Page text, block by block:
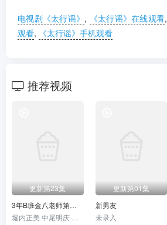
电视剧《太行谣》 , 《太行谣》在线观看,
观看, 《太行谣》手机观看
推荐视频
更新第23集
3年B班金八老师第六季
堀内正美 中尾明庆 风间俊介 星野真里 倍赏美津子 武田铁矢 上户彩 本仮屋唯佳 佐藤贵广 增田贵久 麻里也 深江卓次 三谷侑未
更新第01集
新男友
未录入